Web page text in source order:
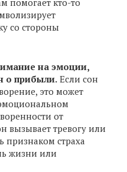
помогает кто-то
со стороны
на эмоции,
о прибыли. Если сон
это может
от
вызывает тревогу или
признаком страха
жизни или